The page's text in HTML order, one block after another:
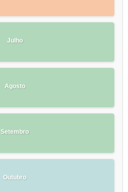
Julho
Agosto
Setembro
Outubro